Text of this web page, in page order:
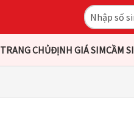
TRANG CHỦĐỊNH GIÁ SIMCẦM